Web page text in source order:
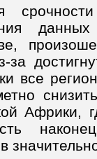
за
все
Африки,